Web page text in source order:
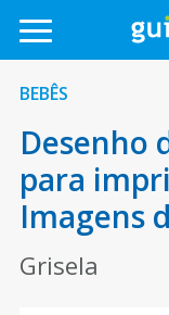
BEBÊS
Desenho
para
Imagens
Grisela